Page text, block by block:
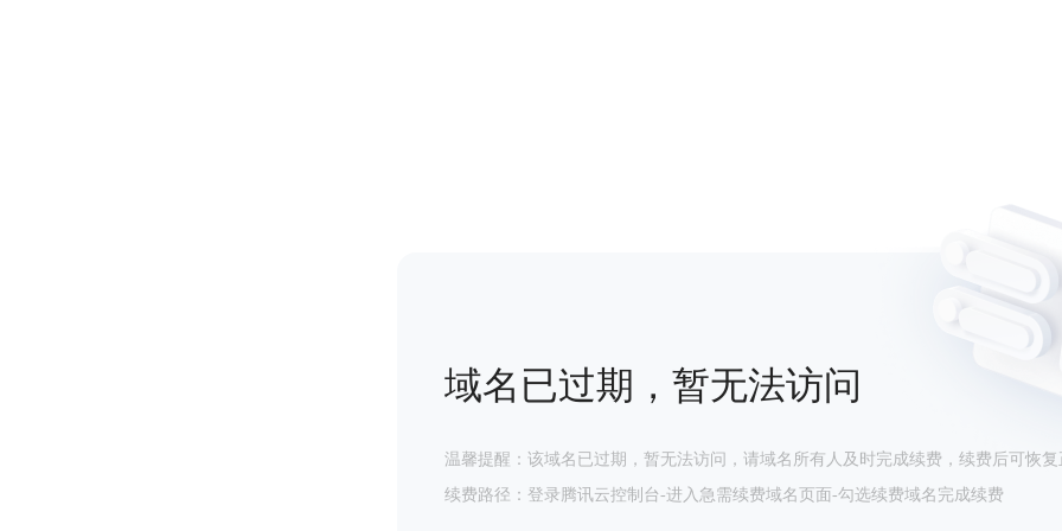
域名已过期，暂无法访问
温馨提醒：该域名已过期，暂无法访问，请域名所有人及时完成续费，续费后可恢复
续费路径：登录腾讯云控制台-进入急需续费域名页面-勾选续费域名完成续费